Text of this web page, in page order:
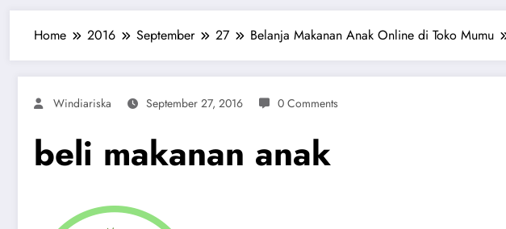
Home 2016 September 27 Belanja Makanan Anak Online di Toko Mumu
Windiariska September 27, 2016 0 Comments
beli makanan anak